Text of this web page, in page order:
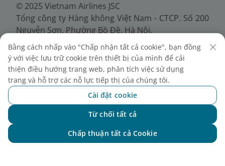
© 2025 Vietnam Airlines JSC
Tổng công ty Hàng không Việt Nam - CTCP. Số 200
Nguyễn Sơn, Phường Bồ Đề, Hà Nội.
Điện thoại: (+84-24) 38272289. Fax: (+84-24)
38722375
Giấy chứng nhận đăng ký doanh nghiệp, mã số
doanh nghiệp 0100107518, đăng ký lần đầu ngày
30/6/2010, đăng ký thay đổi lần thứ 10 ngày
24/7/2025, cấp bởi Sở Tài chính Thành phố Hà Nội.
Bằng cách nhấp vào "Chấp nhận tất cả cookie", bạn đồng
ý với việc lưu trữ cookie trên thiết bị của mình để cải
thiện điều hướng trang web, phân tích việc sử dụng
trang và hỗ trợ các nỗ lực tiếp thị của chúng tôi.
Cài đặt cookie
Từ chối tất cả
Chấp thuận tất cả Cookie